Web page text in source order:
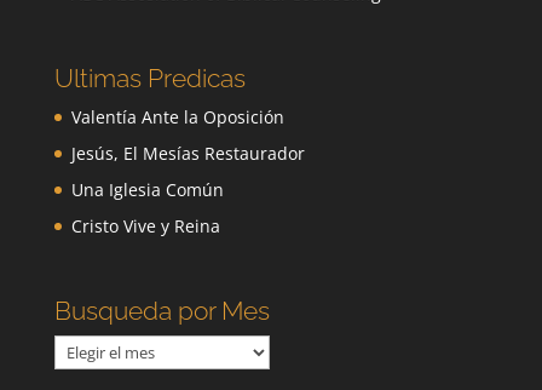
Ultimas Predicas
Valentía Ante la Oposición
Jesús, El Mesías Restaurador
Una Iglesia Común
Cristo Vive y Reina
Busqueda por Mes
Busqueda
por